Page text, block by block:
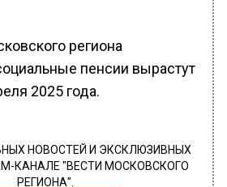
региона
пенсии вырастут
2025 года.
НОВОСТЕЙ И ЭКСКЛЮЗИВНЫХ
КАНАЛЕ "ВЕСТИ МОСКОВСКОГО
РЕГИОНА".